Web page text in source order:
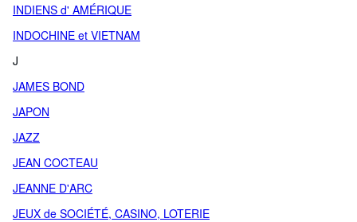
INDIENS d' AMÉRIQUE
INDOCHINE et VIETNAM
J
JAMES BOND
JAPON
JAZZ
JEAN COCTEAU
JEANNE D'ARC
JEUX de SOCIÉTÉ, CASINO, LOTERIE